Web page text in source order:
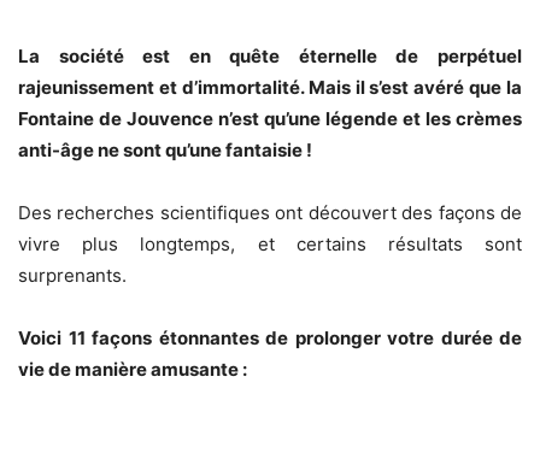
La société est en quête éternelle de perpétuel
rajeunissement et d’immortalité. Mais il s’est avéré que la
Fontaine de Jouvence n’est qu’une légende et les crèmes
anti-âge ne sont qu’une fantaisie !
Des recherches scientifiques ont découvert des façons de
vivre plus longtemps, et certains résultats sont
surprenants.
Voici 11 façons étonnantes de prolonger votre durée de
vie de manière amusante :